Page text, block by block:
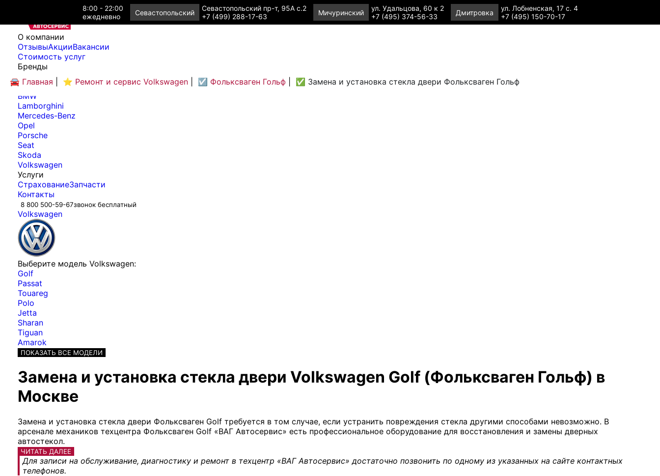
8:00 - 22:00
ежедневно
Севастопольский
Севастопольский пр-т, 95А с.2
+7 (499) 288-17-63
Мичуринский
ул. Удальцова, 60 к 2
+7 (495) 374-56-33
Дмитровка
ул. Лобненская, 17 с. 4
+7 (495) 150-70-17
O компании
ОтзывыАкцииВакансии
Cтоимость услуг
Бренды
Audi
Bentley
BMW
Lamborghini
Mercedes-Benz
Opel
Porsche
Seat
Skoda
Volkswagen
Услуги
СтрахованиеЗапчасти
Контакты
8 800 500-59-67звонок бесплатный
🚘 Главная ⭐ Ремонт и сервис Volkswagen ☑️ Фольксваген Гольф ✅ Замена и установка стекла двери Фольксваген Гольф
Volkswagen
Выберите модель Volkswagen:
Golf
Passat
Touareg
Polo
Jetta
Sharan
Tiguan
Amarok
ПОКАЗАТЬ ВСЕ МОДЕЛИ
Замена и установка стекла двери Volkswagen Golf (Фольксваген Гольф) в
Москве
Замена и установка стекла двери Фольксваген Golf требуется в том случае, если устранить повреждения стекла другими способами невозможно. В
арсенале механиков техцентра Фольксваген Golf «ВАГ Автосервис» есть профессиональное оборудование для восстановления и замены дверных
автостекол.
ЧИТАТЬ ДАЛЕЕ
Для записи на обслуживание, диагностику и ремонт в техцентр «ВАГ Автосервис» достаточно позвонить по одному из указанных на сайте контактных
телефонов.